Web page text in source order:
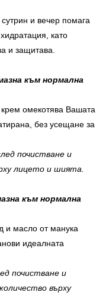
и вечер помага
като
и защитава.
към нормална
омекотява Вашата
без усещане за
почистване и
лицето и шията.
към нормална
и масло от манука
идеалната
почистване и
върху